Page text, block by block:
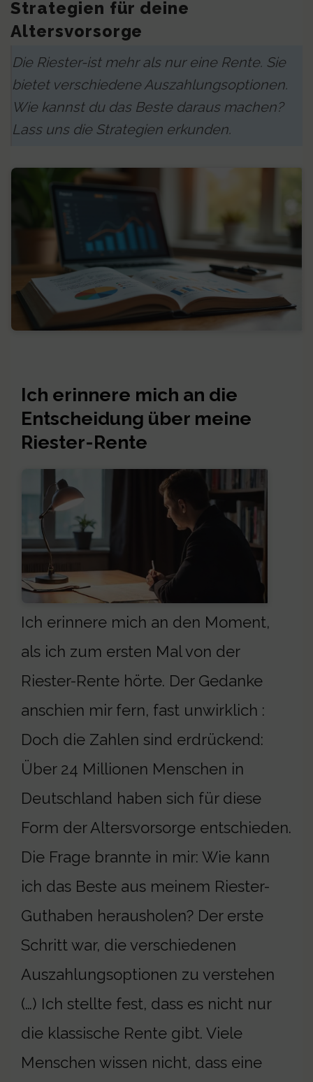
Strategien für deine
Altersvorsorge
Die Riester-ist mehr als nur eine Rente. Sie
bietet verschiedene Auszahlungsoptionen.
Wie kannst du das Beste daraus machen?
Lass uns die Strategien erkunden.
Ich erinnere mich an die
Entscheidung über meine
Riester-Rente
Ich erinnere mich an den Moment,
als ich zum ersten Mal von der
Riester-Rente hörte. Der Gedanke
anschien mir fern, fast unwirklich :
Doch die Zahlen sind erdrückend:
Über 24 Millionen Menschen in
Deutschland haben sich für diese
Form der Altersvorsorge entschieden.
Die Frage brannte in mir: Wie kann
ich das Beste aus meinem Riester-
Guthaben herausholen? Der erste
Schritt war, die verschiedenen
Auszahlungsoptionen zu verstehen
(…) Ich stellte fest, dass es nicht nur
die klassische Rente gibt. Viele
Menschen wissen nicht, dass eine